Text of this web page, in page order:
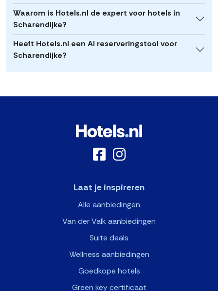
Waarom is Hotels.nl de expert voor hotels in
Scharendijke?
Heeft Hotels.nl een AI reserveringstool voor
Scharendijke?
Laat je inspireren
Alle aanbiedingen
Van der Valk aanbiedingen
Suite deals
Wellness aanbiedingen
Goedkope hotels
Green key certificaat